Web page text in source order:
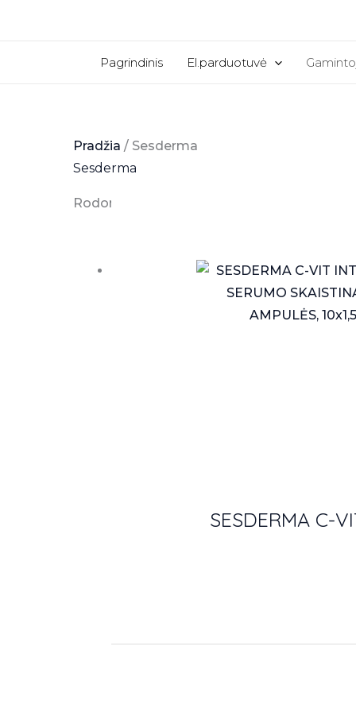
Pagrindinis El.parduotuvė
Pradžia / Sesderma
Sesderma
Rodoma 1–12 iš 14
SESDERMA C-